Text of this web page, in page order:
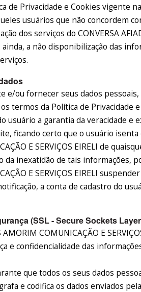
de Privacidade e Cookies vigente
usuários que não concordem
dos serviços do CONVERSA
a não disponibilização das
e/ou fornecer seus dados
termos da Política de Privacidade
usuário a garantia da veracidade e
ficando certo que o usuário isenta
E SERVIÇOS EIRELI de
inexatidão de tais informações,
E SERVIÇOS EIRELI
a conta de cadastro do
(SSL - Secure Sockets
AMORIM COMUNICAÇÃO E
e confidencialidade das
que todos os seus dados
e codifica os dados enviados